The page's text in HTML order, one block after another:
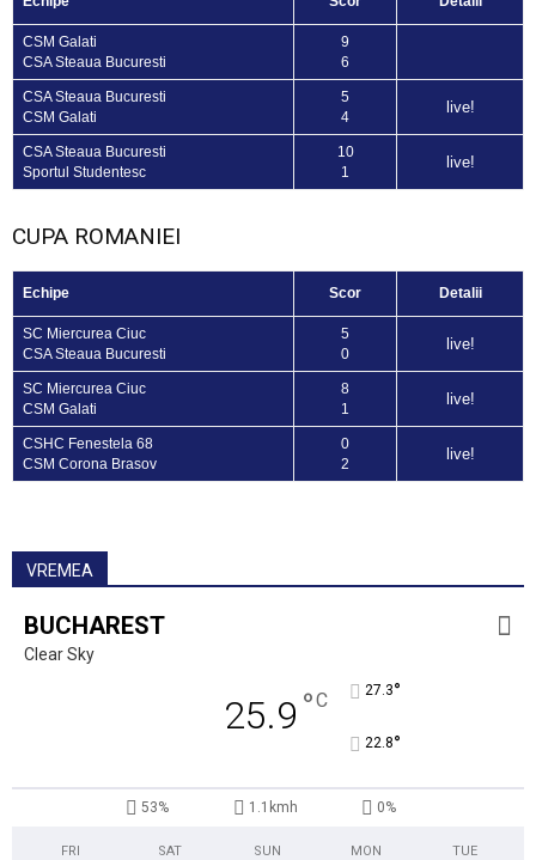
CSM Galati
CSA Steaua Bucuresti
9
6
CSA Steaua Bucuresti
CSM Galati
5
4
live!
CSA Steaua Bucuresti
Sportul Studentesc
10
1
live!
CUPA ROMANIEI
Echipe Scor Detalii
SC Miercurea Ciuc
CSA Steaua Bucuresti
5
0
live!
SC Miercurea Ciuc
CSM Galati
8
1
live!
CSHC Fenestela 68
CSM Corona Brasov
0
2
live!
VREMEA
BUCHAREST
Clear Sky
25.9 °C 27.3°
22.8°
53% 1.1kmh 0%
FRI SAT SUN MON TUE